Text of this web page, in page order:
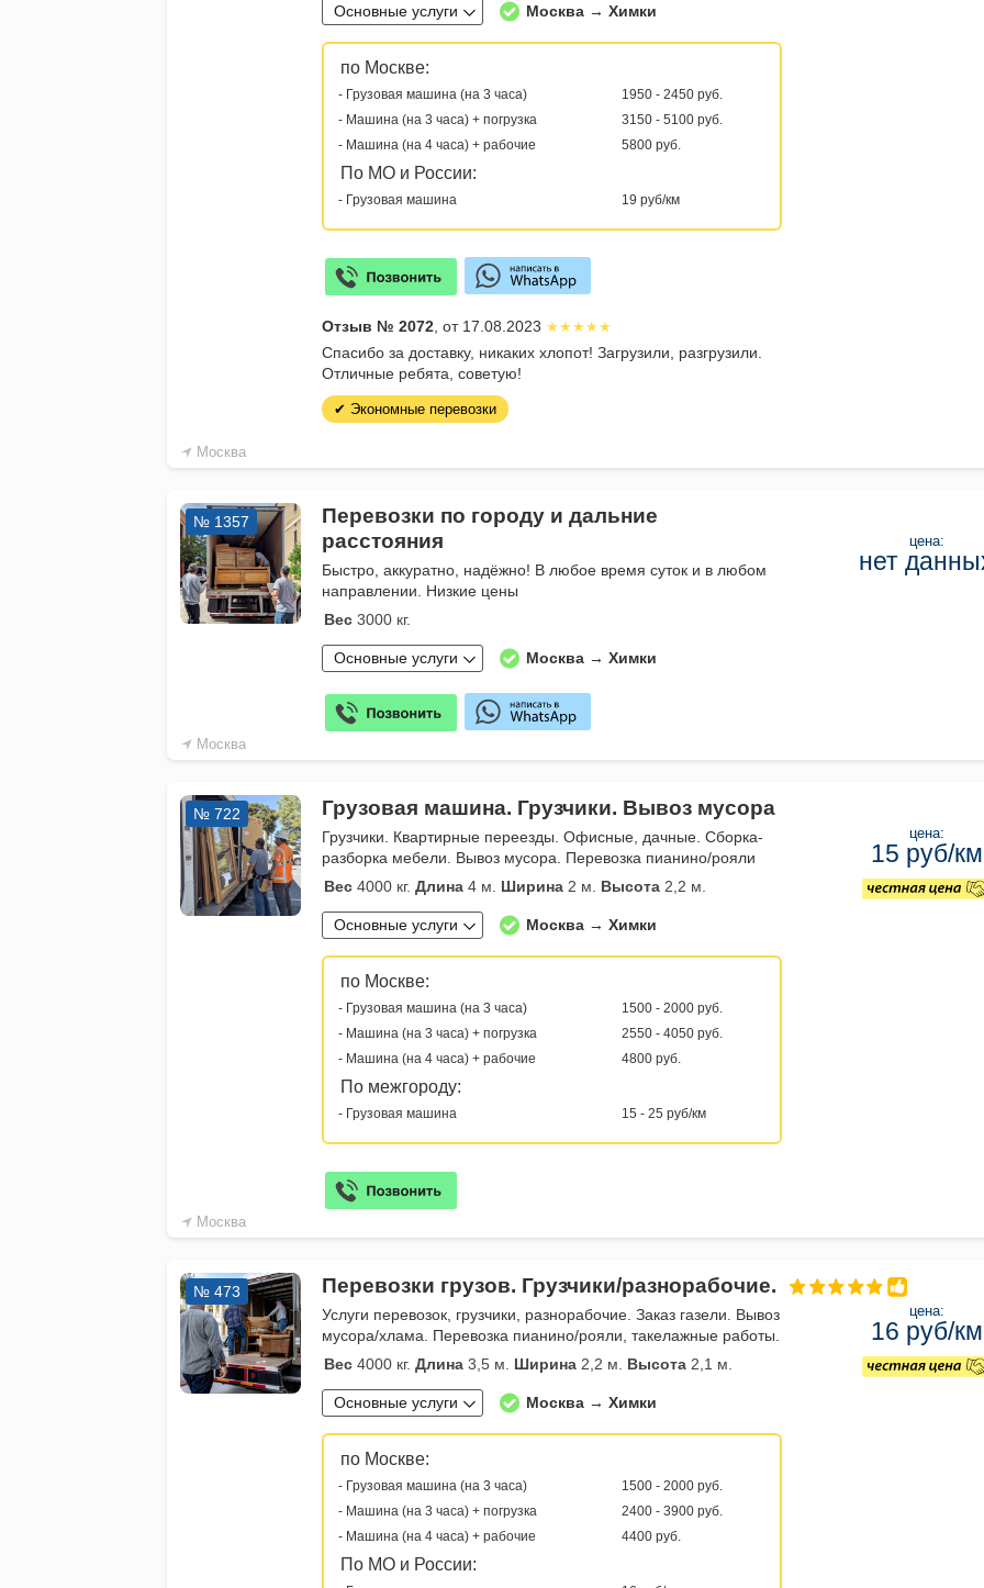
Москва
Основные услуги Москва → Химки
по Москве:
- Грузовая машина (на 3 часа)
1950 - 2450 руб.
- Машина (на 3 часа) + погрузка
3150 - 5100 руб.
- Машина (на 4 часа) + рабочие
5800 руб.
По МО и России:
- Грузовая машина 19 руб/км
Отзыв № 2072 , от 17.08.2023
Спасибо за доставку, никаких хлопот! Загрузили, разгрузили.
Отличные ребята, советую!
✔ Экономные перевозки
Москва
№ 1357
Перевозки по городу и дальние
расстояния
Быстро, аккуратно, надёжно! В любое время суток и в любом
направлении. Низкие цены
Вес 3000 кг.
Основные услуги Москва → Химки
цена:
нет
Москва
№ 722 Грузовая машина. Грузчики. Вывоз мусора
Грузчики. Квартирные переезды. Офисные, дачные. Сборка-
разборка мебели. Вывоз мусора. Перевозка пианино/рояли
Вес 4000 кг. Длина 4 м. Ширина 2 м. Высота 2,2 м.
Основные услуги Москва → Химки
по Москве:
- Грузовая машина (на 3 часа)
1500 - 2000 руб.
- Машина (на 3 часа) + погрузка
2550 - 4050 руб.
- Машина (на 4 часа) + рабочие
4800 руб.
По межгороду:
- Грузовая машина 15 - 25 руб/км
цена:
15 руб/км
№ 473 Перевозки грузов. Грузчики/разнорабочие.
Услуги перевозок, грузчики, разнорабочие. Заказ газели. Вывоз
мусора/хлама. Перевозка пианино/рояли, такелажные работы.
Вес 4000 кг. Длина 3,5 м. Ширина 2,2 м. Высота 2,1 м.
Основные услуги Москва → Химки
по Москве:
- Грузовая машина (на 3 часа)
1500 - 2000 руб.
- Машина (на 3 часа) + погрузка
2400 - 3900 руб.
- Машина (на 4 часа) + рабочие
4400 руб.
По МО и России:
цена:
16 руб/км